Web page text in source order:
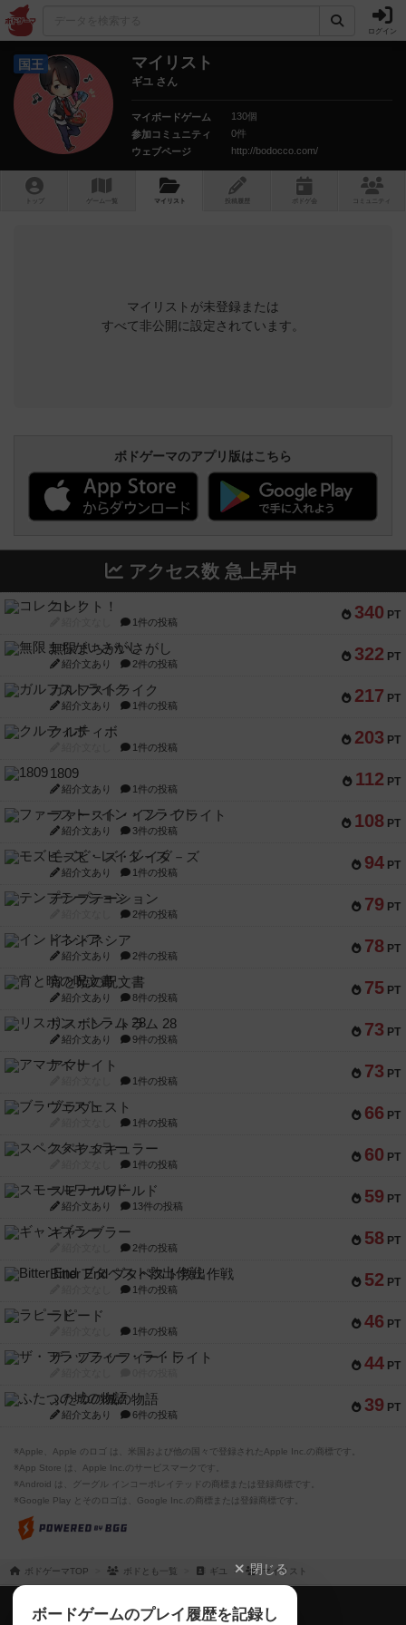
ログイン
国王 マイリスト
ギユ さん
マイボードゲーム
130個
参加コミュニティ
0件
ウェブページ
http://bodocco.com/
トップ ゲーム一覧 マイリスト 投稿履歴 ボ ドゲ コミュニティ
マイリストが未登録または
すべて非公開に設定されています。
ボドゲーマのアプリ版はこちら
アクセス数 急上昇中
340 PT
コレクト！
1件の投稿
322 PT
無限まちがいさがし
紹介文あり 2件の投稿
217 PT
ガルフストライク
紹介文あり 1件の投稿
203 PT
クルティボ
1件の投稿
112 PT
1809
紹介文あり 1件の投稿
108 PT
ファースト・イン・フライト
紹介文あり 3件の投稿
94 PT
モズビ－ズ・レイダ－ズ
紹介文あり 1件の投稿
79 PT
テンプテーション
2件の投稿
78 PT
インドネシア
紹介文あり 2件の投稿
75 PT
宵と暁の呪文書
紹介文あり 8件の投稿
73 PT
リスボン・トラム 28
紹介文あり 9件の投稿
73 PT
アマナイト
1件の投稿
66 PT
ブラヴェスト
1件の投稿
60 PT
スペクタキュラー
1件の投稿
59 PT
スモールワールド
紹介文あり 13件の投稿
58 PT
ギャンブラー
2件の投稿
52 PT
Bitter End ブタペスト救出作戦
1件の投稿
46 PT
ラピード
1件の投稿
44 PT
ザ・フラッフィー・ライト
39 PT
ふたつの城の物語
紹介文あり 6件の投稿
※Apple、Apple のロゴ は、米国および他の国々で登録されたApple Inc.の商標です。
※App Store は、Apple Inc.のサービスマークです。
※Android は、グーグル インコーポレイテッドの商標または登録商標です。
※Google Play とそのロゴは、Google Inc.の商標または登録商標です。
ボドゲーマTOP ボドとも一覧 ギユ マイリスト
閉じる
ボードゲームのプレイ履歴を記録し
ボドゲーマTOP